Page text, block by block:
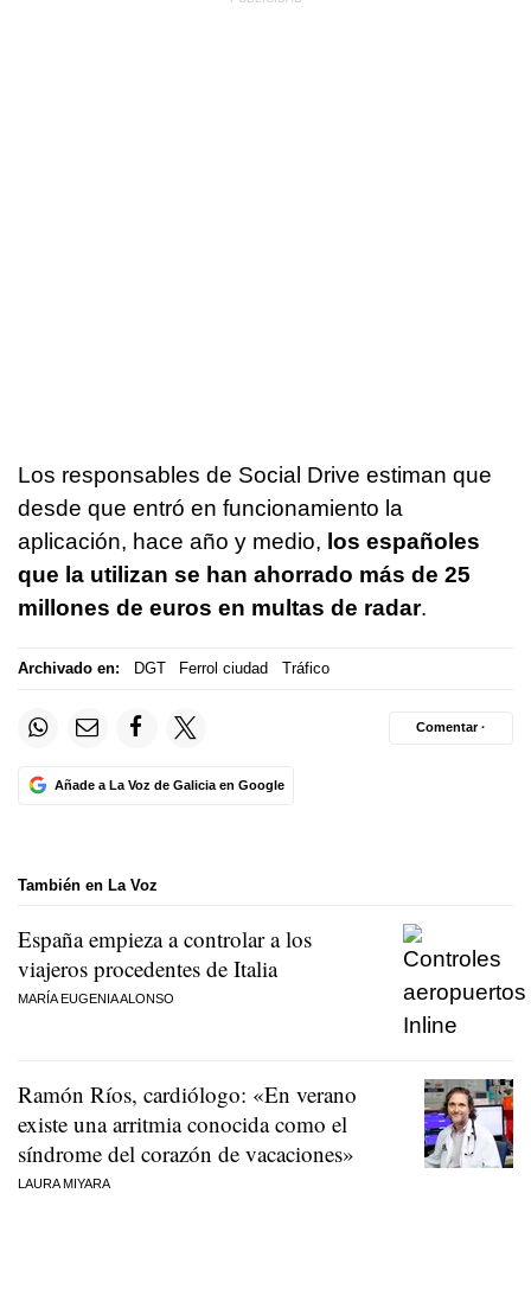
Los responsables de Social Drive estiman que
desde que entró en funcionamiento la
aplicación, hace año y medio, los españoles
que la utilizan se han ahorrado más de 25
millones de euros en multas de radar.
Archivado en: DGT Ferrol ciudad Tráfico
Añade a La Voz de Galicia en Google
Comentar ·
También en La Voz
España empieza a controlar a los
viajeros procedentes de Italia
MARÍA EUGENIA ALONSO
Ramón Ríos, cardiólogo: «En verano
existe una arritmia conocida como el
síndrome del corazón de vacaciones»
LAURA MIYARA